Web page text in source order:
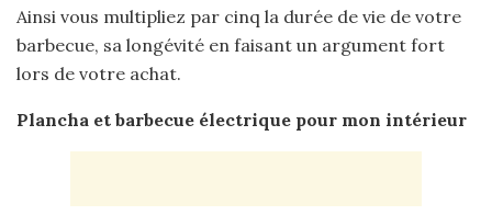
Ainsi vous multipliez par cinq la durée de vie de votre
barbecue, sa longévité en faisant un argument fort
lors de votre achat.
Plancha et barbecue électrique pour mon intérieur